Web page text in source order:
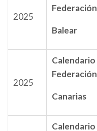
2025
Federación
Balear
2025
Calendario
Federación
Canarias
Calendario